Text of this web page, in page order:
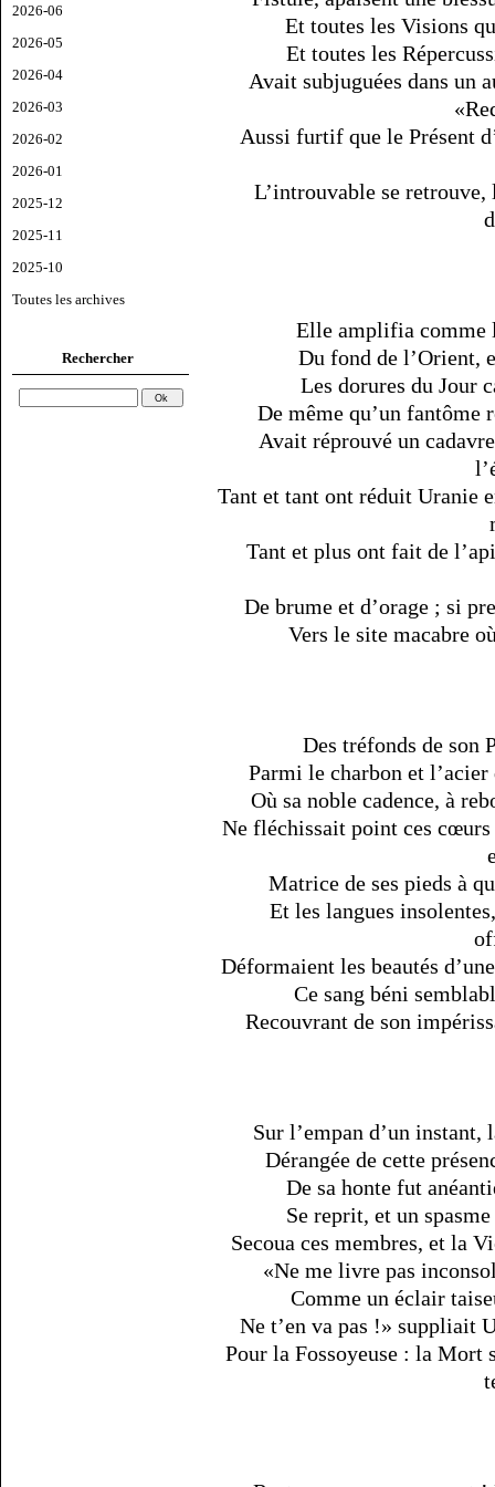
2026-06
2026-05
2026-04
2026-03
2026-02
2026-01
2025-12
2025-11
2025-10
Toutes les archives
Rechercher
Et toutes les Visions
Et toutes les
Avait subjuguées dans un
Aussi furtif que le Présent
L’introuvable se
Elle amplifia comme
Du fond de l’Orient,
Les dorures du Jour
De même qu’un fantôme
Avait réprouvé un
Tant et tant ont réduit Uranie
Tant et plus ont fait de
De brume et d’orage ; si
Vers le site macabre
Des tréfonds de son
Parmi le charbon et
Où sa noble cadence, à
Ne fléchissait point ces
Matrice de ses pieds à
Et les langues
Déformaient les beautés
Ce sang béni
Recouvrant de son
Sur l’empan d’un
Dérangée de cette
De sa honte fut
Se reprit, et un
Secoua ces membres, et la
«Ne me livre pas
Comme un éclair
Ne t’en va pas !» suppliait
Pour la Fossoyeuse : la Mort